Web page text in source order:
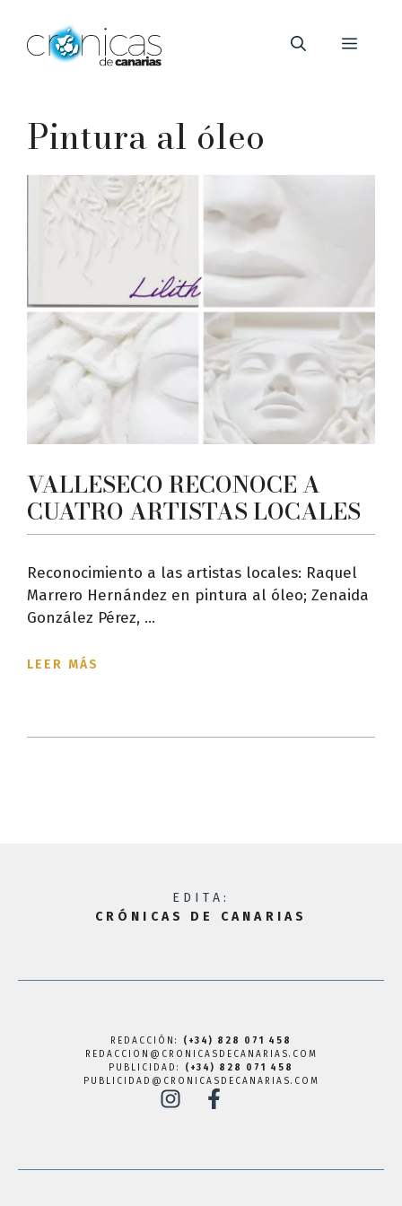
contenido
Menú
Pintura al óleo
VALLESECO RECONOCE A
CUATRO ARTISTAS LOCALES
Reconocimiento a las artistas locales: Raquel
Marrero Hernández en pintura al óleo; Zenaida
González Pérez, ...
LEER MÁS
EDITA:
CRÓNICAS DE CANARIAS
REDACCIÓN: (+34) 828 071 458
REDACCION@CRONICASDECANARIAS.COM
PUBLICIDAD: (+34) 828 071 458
PUBLICIDAD@CRONICASDECANARIAS.COM